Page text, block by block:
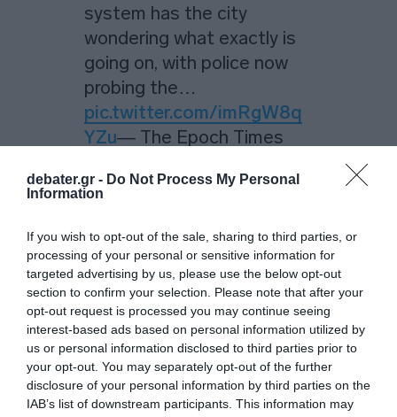
debater.gr - Do Not Process My Personal
Information
If you wish to opt-out of the sale, sharing to third parties, or
processing of your personal or sensitive information for
targeted advertising by us, please use the below opt-out
section to confirm your selection. Please note that after your
opt-out request is processed you may continue seeing
interest-based ads based on personal information utilized by
us or personal information disclosed to third parties prior to
your opt-out. You may separately opt-out of the further
disclosure of your personal information by third parties on the
IAB’s list of downstream participants. This information may
system has the city
wondering what exactly is
going on, with police now
probing the…
pic.twitter.com/imRgW8q
YZu— The Epoch Times
2026
Οι ερευνητές εξετάζουν διάφορα σενάρια
για τα κίνητρά τους. Σύμφωνα με ανώτερο
αξιωματούχο των διωκτικών αρχών, η
επικρατέστερη θεωρία είναι ότι οι εισβολείς
αναζητούν αντικείμενα αξίας που καταλήγουν
στο αποχετευτικό σύστημα, είτε κατά λάθος
είτε έπειτα από εγκληματικές ενέργειες.